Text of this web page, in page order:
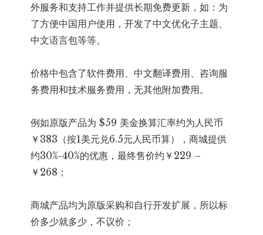
外服务和支持工作并提供长期免费更新，如：为
了方便中国用户使用，开发了中文优化子主题、
中文语言包等等。
价格中包含了软件费用、中文翻译费用、咨询服
务费用和技术服务费用，无其他附加费用。
例如原版产品为 $59 美金换算汇率约为人民币
￥383（按1美元兑6.5元人民币算），商城提供
约30%-40%的优惠，最终售价约￥229 –
￥268；
商城产品均为原版采购和自行开发扩展，所以标
价多少就多少，不议价；